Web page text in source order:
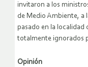
invitaron a los
de Medio Ambiente, a
pasado en la localidad
totalmente ignorados
Opinión